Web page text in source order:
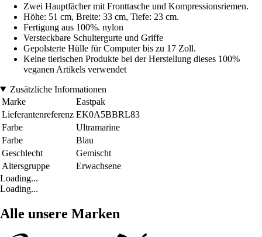
Zwei Hauptfächer mit Fronttasche und Kompressionsriemen.
Höhe: 51 cm, Breite: 33 cm, Tiefe: 23 cm.
Fertigung aus 100%. nylon
Versteckbare Schultergurte und Griffe
Gepolsterte Hülle für Computer bis zu 17 Zoll.
Keine tierischen Produkte bei der Herstellung dieses 100%
veganen Artikels verwendet
Zusätzliche Informationen
Marke
Eastpak
Lieferantenreferenz EK0A5BBRL83
Farbe
Ultramarine
Farbe
Blau
Geschlecht
Gemischt
Altersgruppe
Erwachsene
Loading...
Loading...
Alle unsere Marken